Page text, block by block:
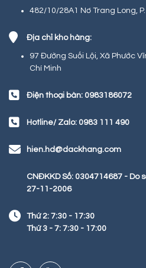
482/10/28A1 Nơ Trang Long,
Địa chỉ kho hàng:
97 Đường Suối Lội, Xã Phước
Chí Minh
Điện thoại bàn: 0983186072
Hotline/ Zalo: 0983 111 490
hien.hd@dackhang.com
CNĐKKD Số: 0304714687 - Do
27-11-2006
Thứ 2: 7:30 - 17:30
Thứ 3 - 7: 7:30 - 17:00